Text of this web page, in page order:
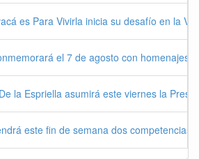
es Para Vivirla inicia su desafío en la
el 7 de agosto con homenajes
la Espriella asumirá este viernes la
este fin de semana dos competencias